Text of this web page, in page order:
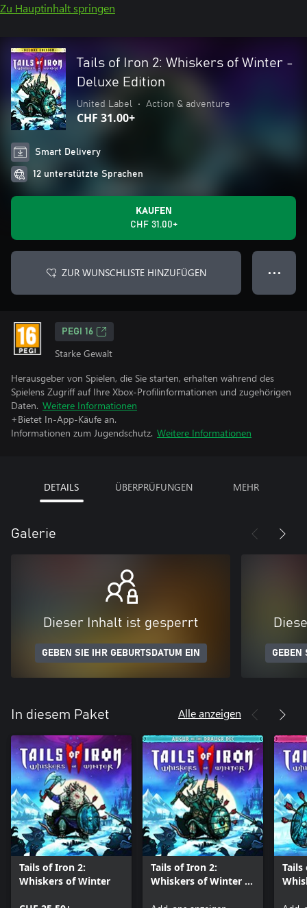
Zu Hauptinhalt springen
Tails of Iron 2: Whiskers of Winter -
Deluxe Edition
United Label • Action & adventure
CHF 31.00+
Smart Delivery
12 unterstützte Sprachen
KAUFEN
CHF 31.00+
ZUR WUNSCHLISTE HINZUFÜGEN ● ● ●
PEGI 16
Starke Gewalt
Herausgeber von Spielen, die Sie starten, erhalten während des
Spielens Zugriff auf Ihre Xbox-Profilinformationen und zugehörigen
Daten. Weitere Informationen
+Bietet In-App-Käufe an.
Informationen zum Jugendschutz. Weitere Informationen
DETAILS ÜBERPRÜFUNGEN MEHR
Galerie
Dieser Inhalt ist gesperrt
GEBEN SIE IHR GEBURTSDATUM EIN GEBEN
In diesem Paket Alle anzeigen
Tails of Iron 2:
Whiskers of Winter
Tails of Iron 2:
Whiskers of Winter -
Tails